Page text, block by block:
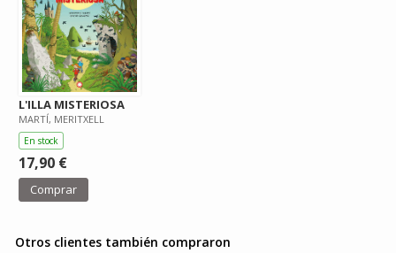
L'ILLA MISTERIOSA
MARTÍ, MERITXELL
En stock
17,90 €
Comprar
Otros clientes también compraron